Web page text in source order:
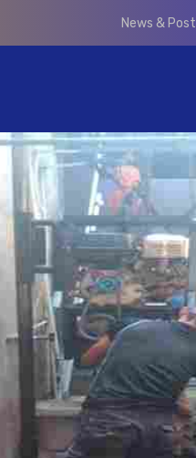
News & Post